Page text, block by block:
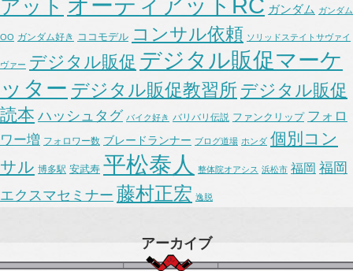
アット オーティアットRC ガンダム ガンダム
OO ガンダム好き ココモデル コンサル依頼 ソリッドステイトサヴァイ
ヴァー デジタル販促 デジタル販促マーケ
ッター デジタル販促教習所 デジタル販促
読本 ハッシュタグ バイク好き バリバリ伝説 ファンクリップ フォロ
ワー増 フォロワー数 ブレードランナー ブログ道場 ホンダ 個別コン
サル 博多駅 安武寿 平松泰人 整体院オアシス 浜松市 福岡 福岡
エクスマセミナー 藤村正宏 逸脱
アーカイブ